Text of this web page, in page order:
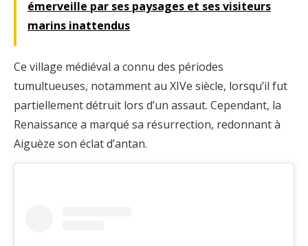
émerveille par ses paysages et ses visiteurs
marins inattendus
Ce village médiéval a connu des périodes
tumultueuses, notamment au XIVe siècle, lorsqu’il fut
partiellement détruit lors d’un assaut. Cependant, la
Renaissance a marqué sa résurrection, redonnant à
Aiguèze son éclat d’antan.